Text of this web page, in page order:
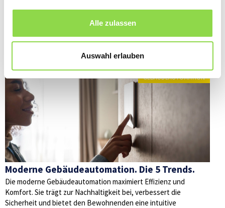
Alle zulassen
Auswahl erlauben
GEBÄUDEAUTOMATION
Moderne Gebäudeautomation. Die 5 Trends.
Die moderne Gebäudeautomation maximiert Effizienz und
Komfort. Sie trägt zur Nachhaltigkeit bei, verbessert die
Sicherheit und bietet den Bewohnenden eine intuitive